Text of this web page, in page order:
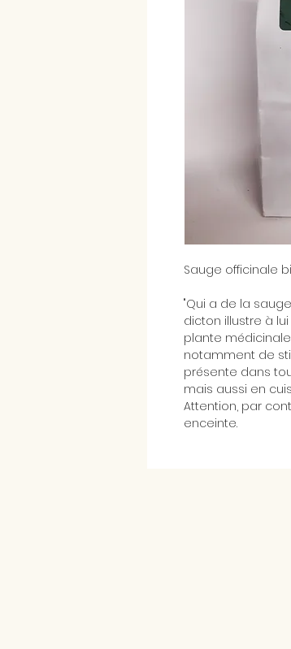
Sauge officinale
"Qui a de la
dicton illustre à
plante
notamment de
présente dans
mais aussi en
Attention, par
enceinte.